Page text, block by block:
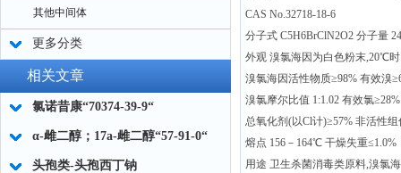
其他中间体
更多分类
相关文章
氯诺昔康“70374-39-9“
α-雌二醇；17a-雌二醇“57-91-0“
头孢类-头孢西丁钠
CAS No.32718-18-6
分子式 C5H6BrClN2O2 分子量
外观 溴氯海因为白色粉末,20℃
溴氯海因活性物质≥98% 有效溴
溴氯摩尔比值 1:1.02 有效氯≥28%
总氧化剂(以Cl计)≥57% 非活性组
熔点 156－164℃ 干燥失重≤1.0%
用途 卫生杀菌消毒类原料,溴氯